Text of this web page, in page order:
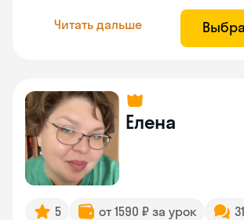
Читать дальше
Елена
5 от 1590 ₽ за урок